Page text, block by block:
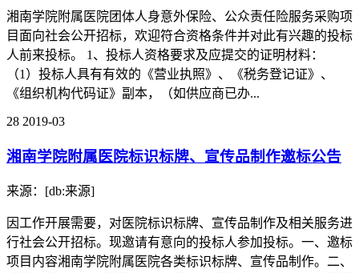
湘南学院附属医院团体人身意外保险、公众责任险服务采购项
目面向社会公开招标，欢迎符合资格条件并对此有兴趣的投标
人前来投标。 1、投标人资格要求及应提交的证明材料：
（1）投标人具有有效的《营业执照》、《税务登记证》、
《组织机构代码证》副本，（如供应商已办...
28 2019-03
湘南学院附属医院标识标牌、宣传品制作邀标公告
来源：[db:来源]
因工作开展需要，对医院标识标牌、宣传品制作及相关服务进
行社会公开招标。现邀请有意向的投标人参加投标。一、邀标
项目内容湘南学院附属医院各类标识标牌、宣传品制作。二、